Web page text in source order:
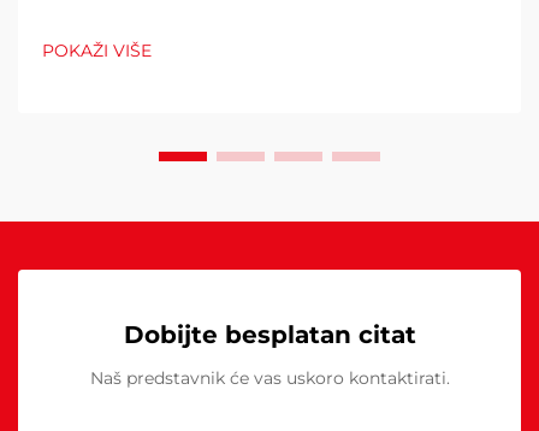
udobnost kupaca i potrošnju energije. Pogrešan izbor
može rezultirati neadekvatnom toplinom...
POKAŽI VIŠE
Dobijte besplatan citat
Naš predstavnik će vas uskoro kontaktirati.